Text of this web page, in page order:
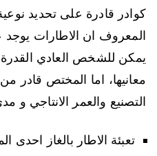
كوادر قادرة على تحديد
المعروف ان الاطارات
يمكن للشخص العادي
معانيها، اما المختص قادر
التصنيع والعمر الانتاجي و
تعبئة الاطار بالغاز احدى